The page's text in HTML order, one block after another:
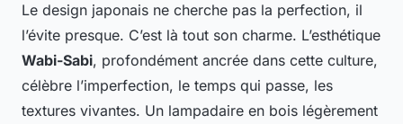
Le design japonais ne cherche pas la perfection, il
l’évite presque. C’est là tout son charme. L’esthétique
Wabi-Sabi, profondément ancrée dans cette culture,
célèbre l’imperfection, le temps qui passe, les
textures vivantes. Un lampadaire en bois légèrement